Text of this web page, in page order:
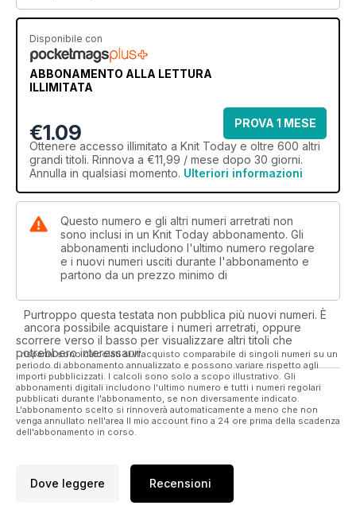
Disponibile con
ABBONAMENTO ALLA LETTURA
ILLIMITATA
€1.09
PROVA 1 MESE
Ottenere accesso illimitato a Knit Today e oltre 600 altri
grandi titoli. Rinnova a €11,99 / mese dopo 30 giorni.
Annulla in qualsiasi momento. Ulteriori informazioni
Questo numero e gli altri numeri arretrati non
sono inclusi in un Knit Today abbonamento. Gli
abbonamenti includono l'ultimo numero regolare
e i nuovi numeri usciti durante l'abbonamento e
partono da un prezzo minimo di
Purtroppo questa testata non pubblica più nuovi numeri. È
ancora possibile acquistare i numeri arretrati, oppure
scorrere verso il basso per visualizzare altri titoli che
potrebbero interessarvi.
I risparmi sono calcolati sull'acquisto comparabile di singoli numeri su un
periodo di abbonamento annualizzato e possono variare rispetto agli
importi pubblicizzati. I calcoli sono solo a scopo illustrativo. Gli
abbonamenti digitali includono l'ultimo numero e tutti i numeri regolari
pubblicati durante l'abbonamento, se non diversamente indicato.
L'abbonamento scelto si rinnoverà automaticamente a meno che non
venga annullato nell'area Il mio account fino a 24 ore prima della scadenza
dell'abbonamento in corso.
Dove leggere Recensioni